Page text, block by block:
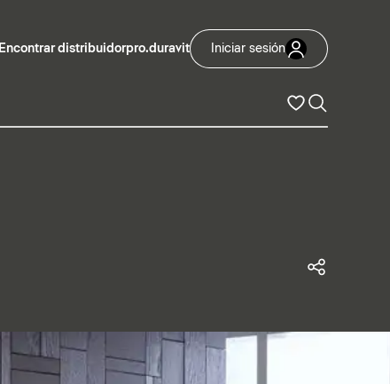
Encontrar distribuidorpro.duravit Iniciar sesión